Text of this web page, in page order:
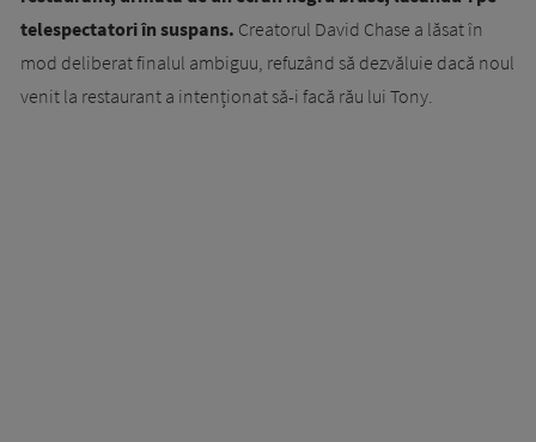
telespectatori în suspans. Creatorul David Chase a lăsat în
mod deliberat finalul ambiguu, refuzând să dezvăluie dacă noul
venit la restaurant a intenționat să-i facă rău lui Tony.